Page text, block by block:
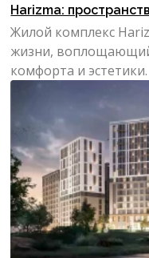
Harizma:
Жилой комплекс
жизни,
комфорта и эстетики.